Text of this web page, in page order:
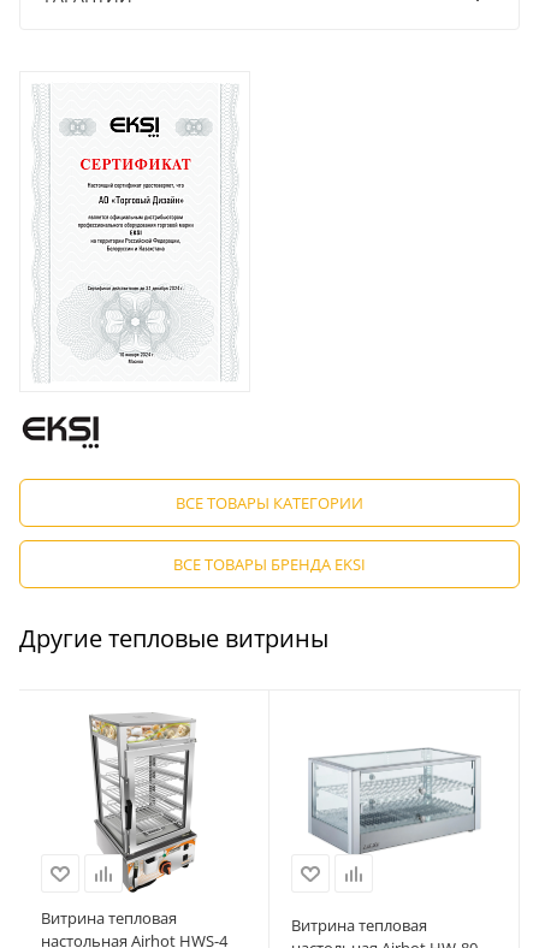
ВСЕ ТОВАРЫ КАТЕГОРИИ
ВСЕ ТОВАРЫ БРЕНДА EKSI
Другие тепловые витрины
Витрина тепловая
настольная Airhot HWS-4
Витрина тепловая